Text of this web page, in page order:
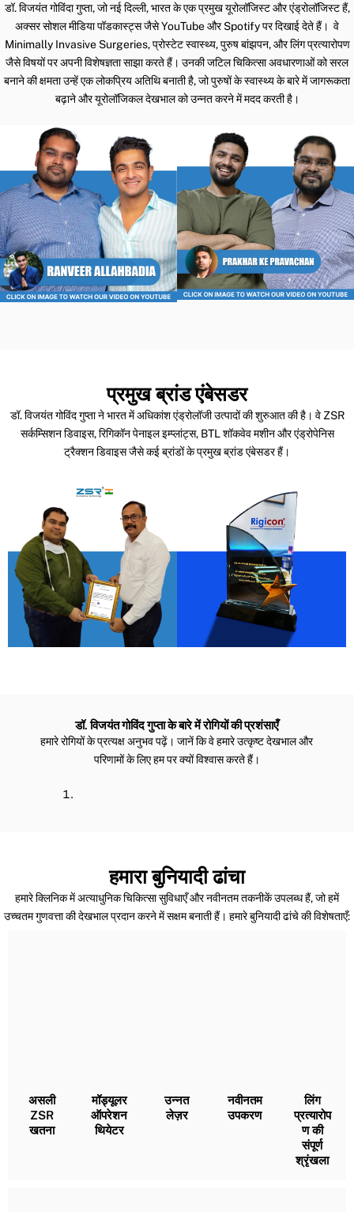
डॉ. विजयंत गोविंदा गुप्ता, जो नई दिल्ली, भारत के एक प्रमुख यूरोलॉजिस्ट और एंड्रोलॉजिस्ट हैं,
अक्सर सोशल मीडिया पॉडकास्ट्स जैसे YouTube और Spotify पर दिखाई देते हैं। वे
Minimally Invasive Surgeries, प्रोस्टेट स्वास्थ्य, पुरुष बांझपन, और लिंग प्रत्यारोपण
जैसे विषयों पर अपनी विशेषज्ञता साझा करते हैं। उनकी जटिल चिकित्सा अवधारणाओं को सरल
बनाने की क्षमता उन्हें एक लोकप्रिय अतिथि बनाती है, जो पुरुषों के स्वास्थ्य के बारे में जागरूकता
बढ़ाने और यूरोलॉजिकल देखभाल को उन्नत करने में मदद करती है।
प्रमुख ब्रांड एंबेसडर
डॉ. विजयंत गोविंद गुप्ता ने भारत में अधिकांश एंड्रोलॉजी उत्पादों की शुरुआत की है। वे ZSR
सर्कम्सिशन डिवाइस, रिगिकॉन पेनाइल इम्प्लांट्स, BTL शॉकवेव मशीन और एंड्रोपेनिस
ट्रैक्शन डिवाइस जैसे कई ब्रांडों के प्रमुख ब्रांड एंबेसडर हैं।
डॉ. विजयंत गोविंद गुप्ता के बारे में रोगियों की प्रशंसाएँ
हमारे रोगियों के प्रत्यक्ष अनुभव पढ़ें। जानें कि वे हमारे उत्कृष्ट देखभाल और
परिणामों के लिए हम पर क्यों विश्वास करते हैं।
हमारा बुनियादी ढांचा
हमारे क्लिनिक में अत्याधुनिक चिकित्सा सुविधाएँ और नवीनतम तकनीकें उपलब्ध हैं, जो हमें
उच्चतम गुणवत्ता की देखभाल प्रदान करने में सक्षम बनाती हैं। हमारे बुनियादी ढांचे की विशेषताएँ:
असली
ZSR
खतना
मॉड्यूलर
ऑपरेशन
थियेटर
उन्नत
लेज़र
नवीनतम
उपकरण
लिंग
प्रत्यारोप
ण की
संपूर्ण
श्रृंखला